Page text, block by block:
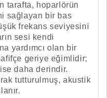
tarafta, hoparlörün
sağlayan bir bas
frekans seviyesini
sesi kendi
yardımcı olan bir
geriye eğimlidir;
ise daha derindir.
tutturulmuş, akustik